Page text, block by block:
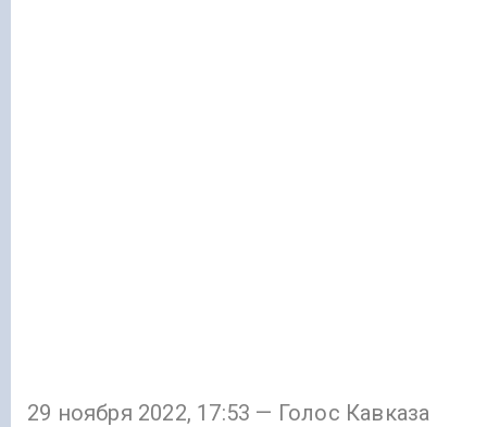
29 ноября 2022, 17:53 — Голос Кавказа